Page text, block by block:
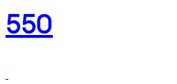
550